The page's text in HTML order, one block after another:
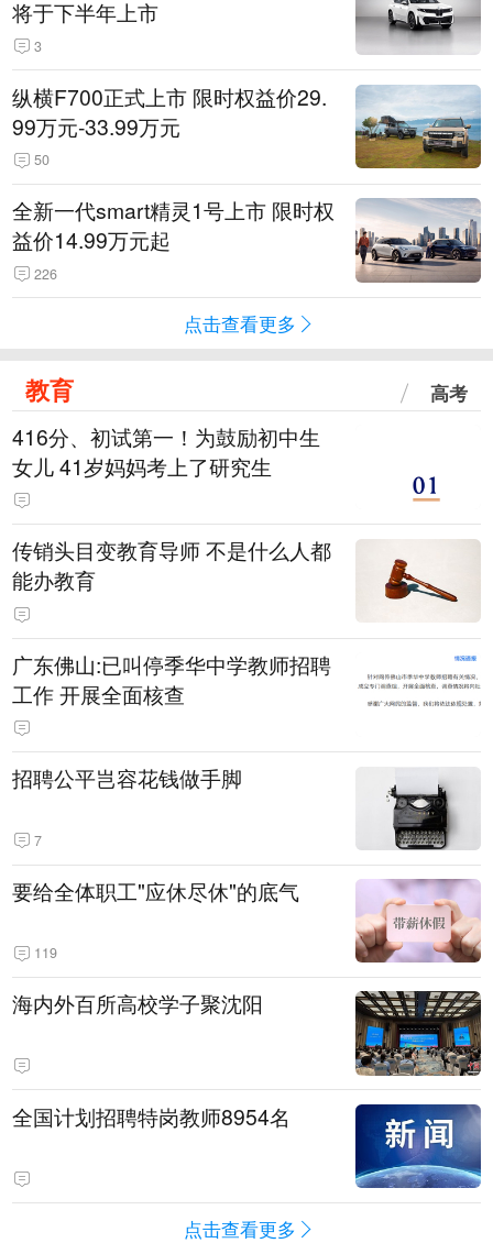
将于下半年上市
3
纵横F700正式上市 限时权益价29.
99万元-33.99万元
50
全新一代smart精灵1号上市 限时权
益价14.99万元起
226
点击查看更多
教育 高考
416分、初试第一！为鼓励初中生
女儿 41岁妈妈考上了研究生
传销头目变教育导师 不是什么人都
能办教育
广东佛山:已叫停季华中学教师招聘
工作 开展全面核查
招聘公平岂容花钱做手脚
7
要给全体职工"应休尽休"的底气
119
海内外百所高校学子聚沈阳
全国计划招聘特岗教师8954名
点击查看更多